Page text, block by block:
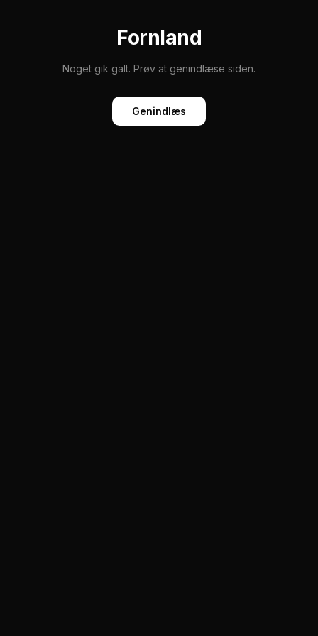
Fornland
Noget gik galt. Prøv at genindlæse siden.
Genindlæs